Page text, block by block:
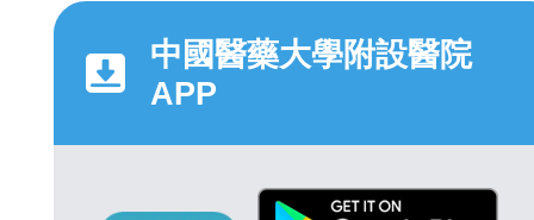
中國醫藥大學附設醫院
APP